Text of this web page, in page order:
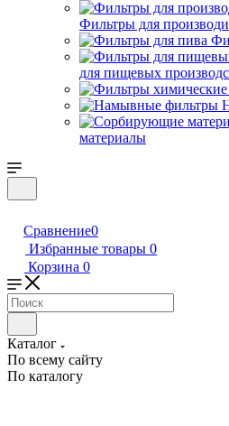
Фильтры для
для пищевых
материалы
Сравнение0
Избранные товары 0
Корзина 0
Каталог
По всему сайту
По каталогу